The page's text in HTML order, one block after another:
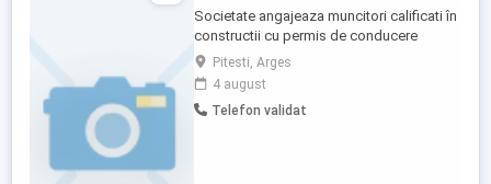
Societate angajeaza muncitori calificati în
constructii cu permis de conducere
categoria b.
Pitesti, Arges
4 august
Telefon validat